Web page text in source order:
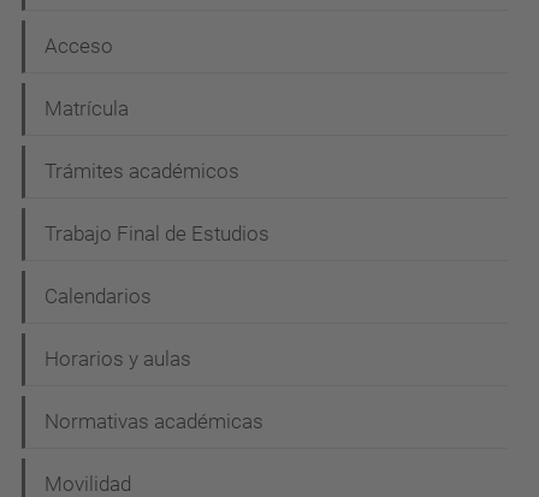
Acceso
Matrícula
Trámites académicos
Trabajo Final de Estudios
Calendarios
Horarios y aulas
Normativas académicas
Movilidad